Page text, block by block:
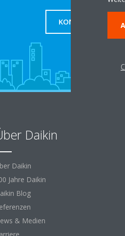
KONTAKT
Daikin
Daikin
Jahre Daikin
Blog
& Medien